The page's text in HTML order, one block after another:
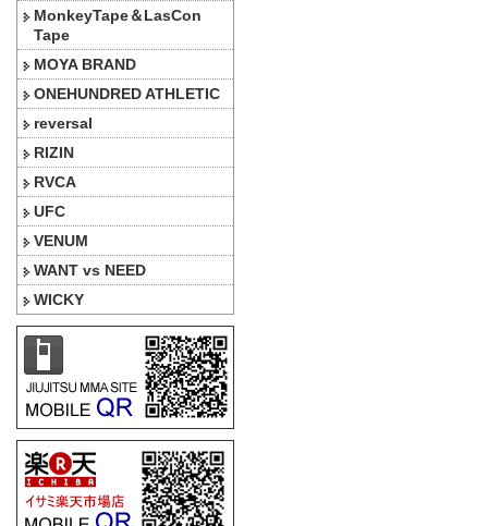
MonkeyTape＆LasCon
Tape
MOYA BRAND
ONEHUNDRED ATHLETIC
reversal
RIZIN
RVCA
UFC
VENUM
WANT vs NEED
WICKY